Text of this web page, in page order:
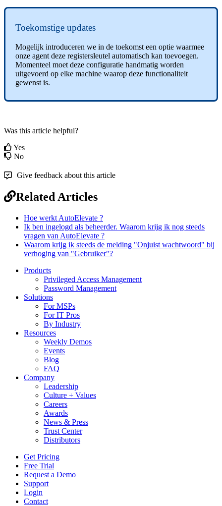
Toekomstige updates
Mogelijk introduceren we in de toekomst een optie waarmee
onze agent deze registersleutel automatisch kan toevoegen.
Momenteel moet deze configuratie handmatig worden
uitgevoerd op elke machine waarop deze functionaliteit
gewenst is.
Was this article helpful?
Yes
No
Give feedback about this article
Related Articles
Hoe werkt AutoElevate ?
Ik ben ingelogd als beheerder. Waarom krijg ik nog steeds
vragen van AutoElevate ?
Waarom krijg ik steeds de melding "Onjuist wachtwoord" bij
verhoging van "Gebruiker"?
Products
Privileged Access Management
Password Management
Solutions
For MSPs
For IT Pros
By Industry
Resources
Weekly Demos
Events
Blog
FAQ
Company
Leadership
Culture + Values
Careers
Awards
News & Press
Trust Center
Distributors
Get Pricing
Free Trial
Request a Demo
Support
Login
Contact